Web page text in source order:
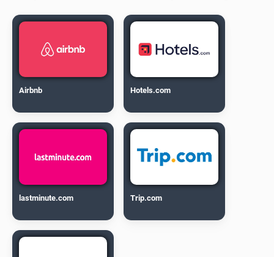
Airbnb Hotels.com
lastminute.com Trip.com